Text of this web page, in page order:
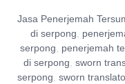
Jasa Penerjemah
di serpong,
serpong, penerjemah
di serpong, sworn
serpong, sworn